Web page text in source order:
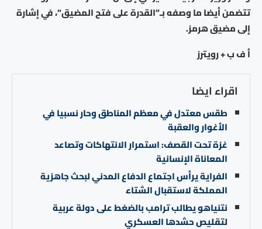
تتضمن أيضا ما وصفه بـ”القدرة على فتح المضيق”، في إشارة
إلى مضيق هرمز.
أ ف ب + رويترز
اقراء ايضا
طقس معتدل في معظم المناطق وحار نسبيا في
الأغوار والعقبة
غزة تحت القصف: استمرار الانتهاكات وتصاعد
المعاناة الإنسانية
الفراية يرأس اجتماع الدفاع المدني لبحث جاهزية
المملكة لاستقبال الشتاء
نتنياهو يطالب ترامب بالضغط على دولة عربية
لتقليص حشدها العسكري